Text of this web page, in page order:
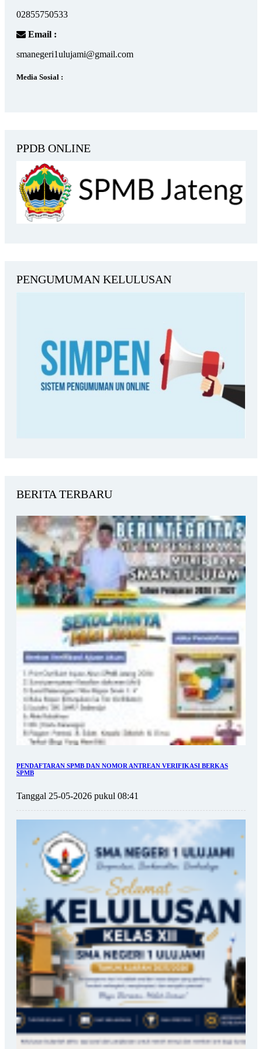
02855750533
Email :
smanegeri1ulujami@gmail.com
Media Sosial :
PPDB ONLINE
PENGUMUMAN KELULUSAN
BERITA TERBARU
PENDAFTARAN SPMB DAN NOMOR ANTREAN VERIFIKASI BERKAS
SPMB
Tanggal 25-05-2026 pukul 08:41